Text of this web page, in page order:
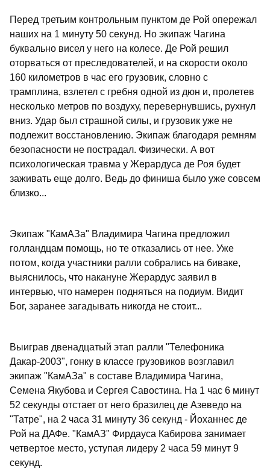
Перед третьим контрольным пунктом де Рой опережал
наших на 1 минуту 50 секунд. Но экипаж Чагина
буквально висел у него на колесе. Де Рой решил
оторваться от преследователей, и на скорости около
160 километров в час его грузовик, словно с
трамплина, взлетел с гребня одной из дюн и, пролетев
несколько метров по воздуху, перевернувшись, рухнул
вниз. Удар был страшной силы, и грузовик уже не
подлежит восстановлению. Экипаж благодаря ремням
безопасности не пострадал. Физически. А вот
психологическая травма у Жерардуса де Роя будет
заживать еще долго. Ведь до финиша было уже совсем
близко...
Экипаж "КамАЗа" Владимира Чагина предложил
голландцам помощь, но те отказались от нее. Уже
потом, когда участники ралли собрались на биваке,
выяснилось, что накануне Жерардус заявил в
интервью, что намерен подняться на подиум. Видит
Бог, заранее загадывать никогда не стоит...
Выиграв двенадцатый этап ралли "Телефоника
Дакар-2003", гонку в классе грузовиков возглавил
экипаж "КамАЗа" в составе Владимира Чагина,
Семена Якубова и Сергея Савостина. На 1 час 6 минут
52 секунды отстает от него бразилец де Азеведо на
"Татре", на 2 часа 31 минуту 36 секунд - Йоханнес де
Рой на ДАФе. "КамАЗ" Фирдауса Кабирова занимает
четвертое место, уступая лидеру 2 часа 59 минут 9
секунд.